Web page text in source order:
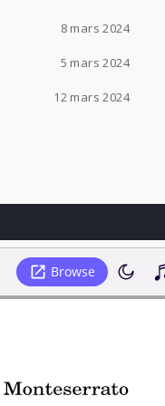
8 mars 2024
5 mars 2024
12 mars 2024